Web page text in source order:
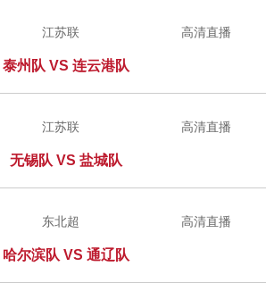
江苏联
泰州队 VS 连云港队
高清直播
江苏联
无锡队 VS 盐城队
高清直播
东北超
哈尔滨队 VS 通辽队
高清直播